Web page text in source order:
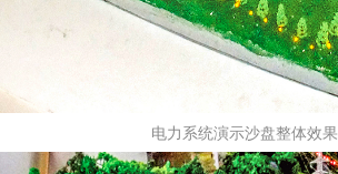
电力系统演示沙盘整体效果